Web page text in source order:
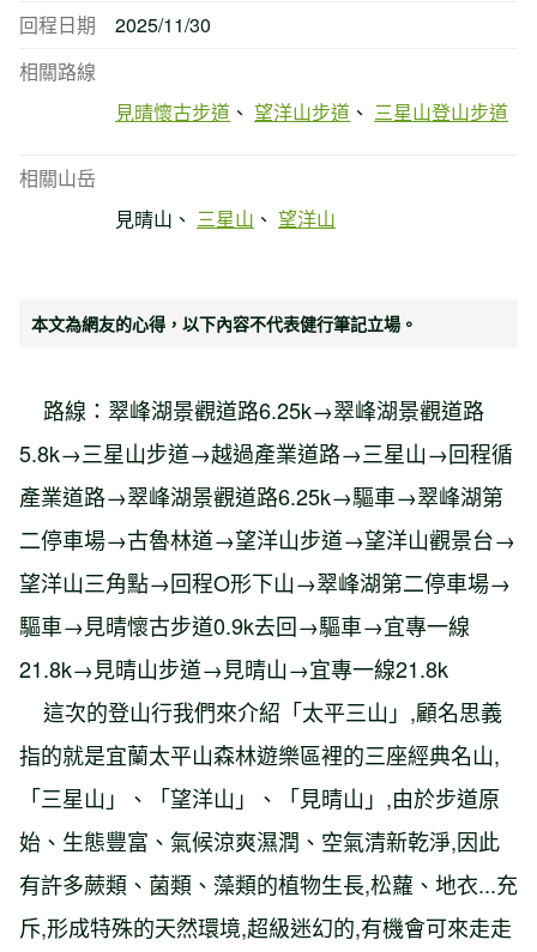
回程日期
2025/11/30
相關路線
見晴懷古步道
望洋山步道 三星山登山步道
相關山岳
見晴山
三星山 望洋山
本文為網友的心得，以下內容不代表健行筆記立場。
路線：翠峰湖景觀道路6.25k→翠峰湖景觀道路
5.8k→三星山步道→越過產業道路→三星山→回程循
產業道路→翠峰湖景觀道路6.25k→驅車→翠峰湖第
二停車場→古魯林道→望洋山步道→望洋山觀景台→
望洋山三角點→回程O形下山→翠峰湖第二停車場→
驅車→見晴懷古步道0.9k去回→驅車→宜專一線
21.8k→見晴山步道→見晴山→宜專一線21.8k
這次的登山行我們來介紹「太平三山」,顧名思義
指的就是宜蘭太平山森林遊樂區裡的三座經典名山,
「三星山」、「望洋山」、「見晴山」,由於步道原
始、生態豐富、氣候涼爽濕潤、空氣清新乾淨,因此
有許多蕨類、菌類、藻類的植物生長,松蘿、地衣...充
斥,形成特殊的天然環境,超級迷幻的,有機會可來走走